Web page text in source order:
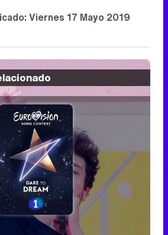
Viernes 17 Mayo 2019